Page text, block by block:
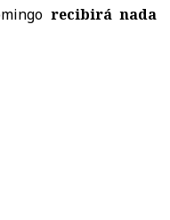
recibirá nada